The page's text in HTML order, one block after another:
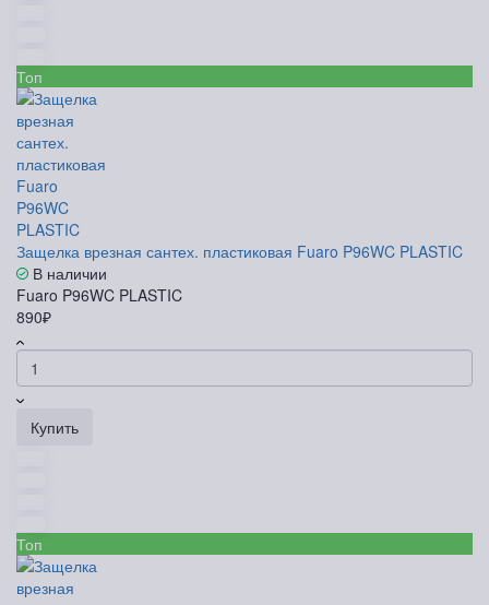
Топ
Защелка врезная сантех. пластиковая Fuaro P96WC PLASTIC
В наличии
Fuaro P96WC PLASTIC
890₽
Купить
Топ